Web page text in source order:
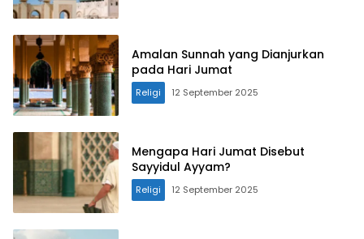
Amalan Sunnah yang Dianjurkan
pada Hari Jumat
Religi 12 September 2025
Mengapa Hari Jumat Disebut
Sayyidul Ayyam?
Religi 12 September 2025